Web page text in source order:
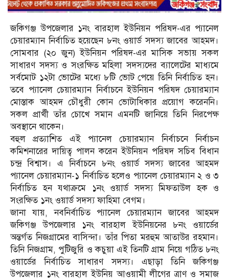
জকিগঞ্জ উপজেলার ১নং বারহাল ইউনিয়ন পরিষদ-এর প‍্যানেল
চেয়ারম্যান নির্বাচিত হয়েছেন ৮নং ওয়ার্ড সদস্য জাবের আহমদ।
সোমবার (২০ জুন) ইউনিয়ন পরিষদ-এর মাসিক সভায় সকল
সাধারণ সদস্য ও সংরক্ষিত মহিলা সদস্যদের ব‍্যালেটের মাধ্যমে
সর্বমোট ১২টা ভোটের মধ্যে ৮টি ভোট পেয়ে তিনি নির্বাচিত হন।
তবে প‍্যানেল চেয়ারম্যান নির্বাচনে ইউনিয়ন পরিষদ চেয়ারম্যান
মোস্তাক আহমদ চৌধুরী কোন ভোটাধিকার প্রয়োগ করেননি।
সকল প্রার্থী তাঁর চোখে সমান এমনটি জানিয়ে তিনি নিরপেক্ষ
অবস্থানে থাকেন।
বহুল প্রত‍্যাশিত এই প‍্যানেল চেয়ারম্যান নির্বাচনে নির্বাচন
কমিশনারের দায়িত্ব পালন করেন ইউনিয়ন পরিষদ সচিব বিধান
চন্দ্র বিশ্বাস। এ নির্বাচনে ৮নং ওয়ার্ড সদস্য জাবের আহমদ
প‍্যানেল চেয়ারম্যান-১ নির্বাচিত হলেও প‍্যানেল চেয়ারম্যান ২ ও ৩
নির্বাচিত হন যথাক্রমে ১নং ওয়ার্ড সদস্য মিফতাউল হক ও
সংরক্ষিত ১নং ওয়ার্ড সদস্য ফাহিমা বেগম।
জানা যায়, নবনির্বাচিত প‍্যানেল চেয়ারম্যান জাবের আহমদ
জকিগঞ্জ উপজেলার ১নং বারহাল ইউনিয়নের ৮নং ওয়ার্ডের
অন্তর্গত নিজগ্রামের বাসিন্দা। তাঁর পিতা মরহুম আতাউর রহমান।
তিনি নিজগ্রাম, পুটিজুরি ও কচুয়া এই তিনটি গ্রাম নিয়ে গঠিত ৮নং
ওয়ার্ডের নির্বাচিত সাধারণ সদস্য। এছাড়া তিনি জকিগঞ্জ
উপজেলার ১নং বারহাল ইউনিয় আওয়ামী লীগের ত্রাণ ও সমাজ